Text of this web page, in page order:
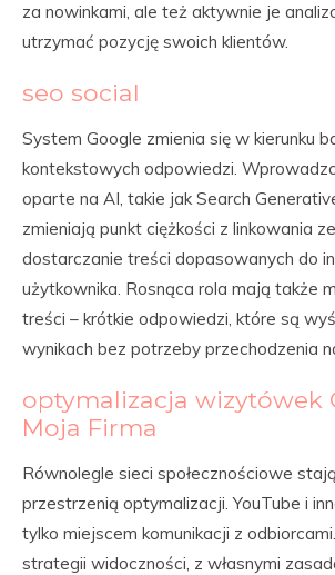
za nowinkami, ale też aktywnie je
utrzymać pozycję swoich klientów.
seo social
System Google zmienia się w kierunku
kontekstowych odpowiedzi.
oparte na AI, takie jak Search
zmieniają punkt ciężkości z linkowania
dostarczanie treści dopasowanych do
użytkownika. Rosnąca rola mają także
treści – krótkie odpowiedzi, które są
wynikach bez potrzeby przechodzenia
optymalizacja wizytówek
Moja Firma
Równolegle sieci społecznościowe
przestrzenią optymalizacji. YouTube i
tylko miejscem komunikacji z
strategii widoczności, z własnymi